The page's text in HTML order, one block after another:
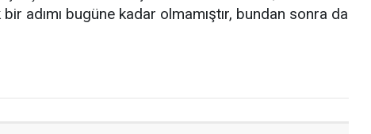
adımı bugüne kadar olmamıştır, bundan sonra da